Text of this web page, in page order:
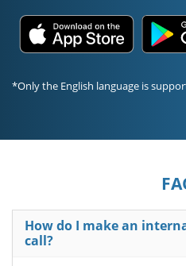
*Only the English language is
How do I make an
call?